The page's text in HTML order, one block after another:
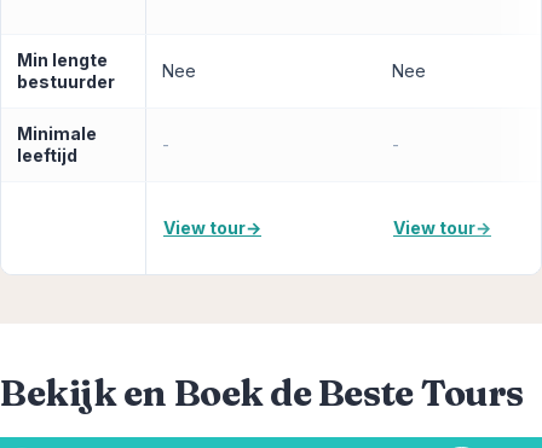
Min lengte
bestuurder
Nee Nee
Minimale
leeftijd
- -
View tour→ View tour→
Bekijk en Boek de Beste Tours